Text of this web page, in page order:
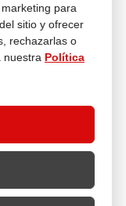
para
sitio y ofrecer
rechazarlas o
nuestra Política